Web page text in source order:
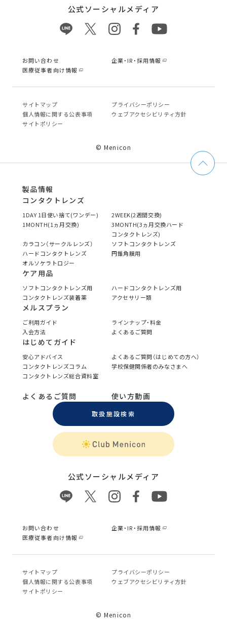
公式ソーシャルメディア
お問い合わせ
企業・IR・採用情報
医療従事者向け情報
サイトマップ
プライバシーポリシー
個⼈情報に関する公表事項
ウェブアクセシビリティ方針
サイトポリシー
© Menicon
製品情報
コンタクトレンズ
1DAY 1日使い捨て(ワンデー)
2WEEK(2週間交換)
1MONTH(1ヵ月交換)
3MONTH(3ヵ月交換ハード
コンタクトレンズ)
カラコン（サークルレンズ）
ソフトコンタクトレンズ
ハードコンタクトレンズ
円錐角膜用
オルソケラトロジー
ケア用品
ソフトコンタクトレンズ用
ハードコンタクトレンズ用
コンタクトレンズ装着薬
アクセサリー類
メルスプラン
ご利用ガイド
ラインナップ・料金
入会方法
よくあるご質問
はじめてガイド
安心アドバイス
よくあるご質問（はじめての方へ）
コンタクトレンズコラム
学校保健関係者のみなさまへ
コンタクトレンズ総合資料室
よくあるご質問 使い方動画
取扱施設検索
公式ソーシャルメディア
お問い合わせ
企業・IR・採用情報
医療従事者向け情報
サイトマップ
プライバシーポリシー
個⼈情報に関する公表事項
ウェブアクセシビリティ方針
サイトポリシー
© Menicon